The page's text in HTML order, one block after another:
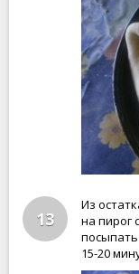
13
Из
на пирог
15-20